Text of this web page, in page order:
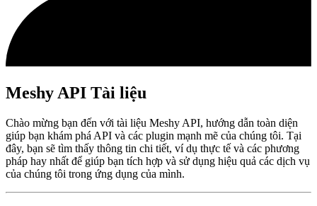
Meshy API Tài liệu
Chào mừng bạn đến với tài liệu Meshy API, hướng dẫn toàn diện
giúp bạn khám phá API và các plugin mạnh mẽ của chúng tôi. Tại
đây, bạn sẽ tìm thấy thông tin chi tiết, ví dụ thực tế và các phương
pháp hay nhất để giúp bạn tích hợp và sử dụng hiệu quả các dịch vụ
của chúng tôi trong ứng dụng của mình.